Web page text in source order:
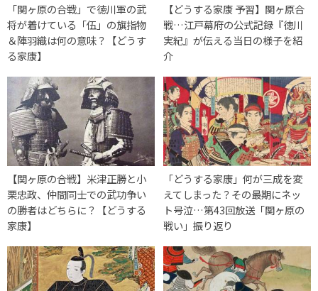
「関ヶ原の合戦」で徳川軍の武
将が着けている「伍」の旗指物
＆陣羽織は何の意味？【どうす
る家康】
【どうする家康 予習】関ヶ原合
戦…江戸幕府の公式記録『徳川
実紀』が伝える当日の様子を紹
介
【関ヶ原の合戦】米津正勝と小
栗忠政、仲間同士での武功争い
の勝者はどちらに？【どうする
家康】
「どうする家康」何が三成を変
えてしまった？その最期にネッ
ト号泣…第43回放送「関ヶ原の
戦い」振り返り